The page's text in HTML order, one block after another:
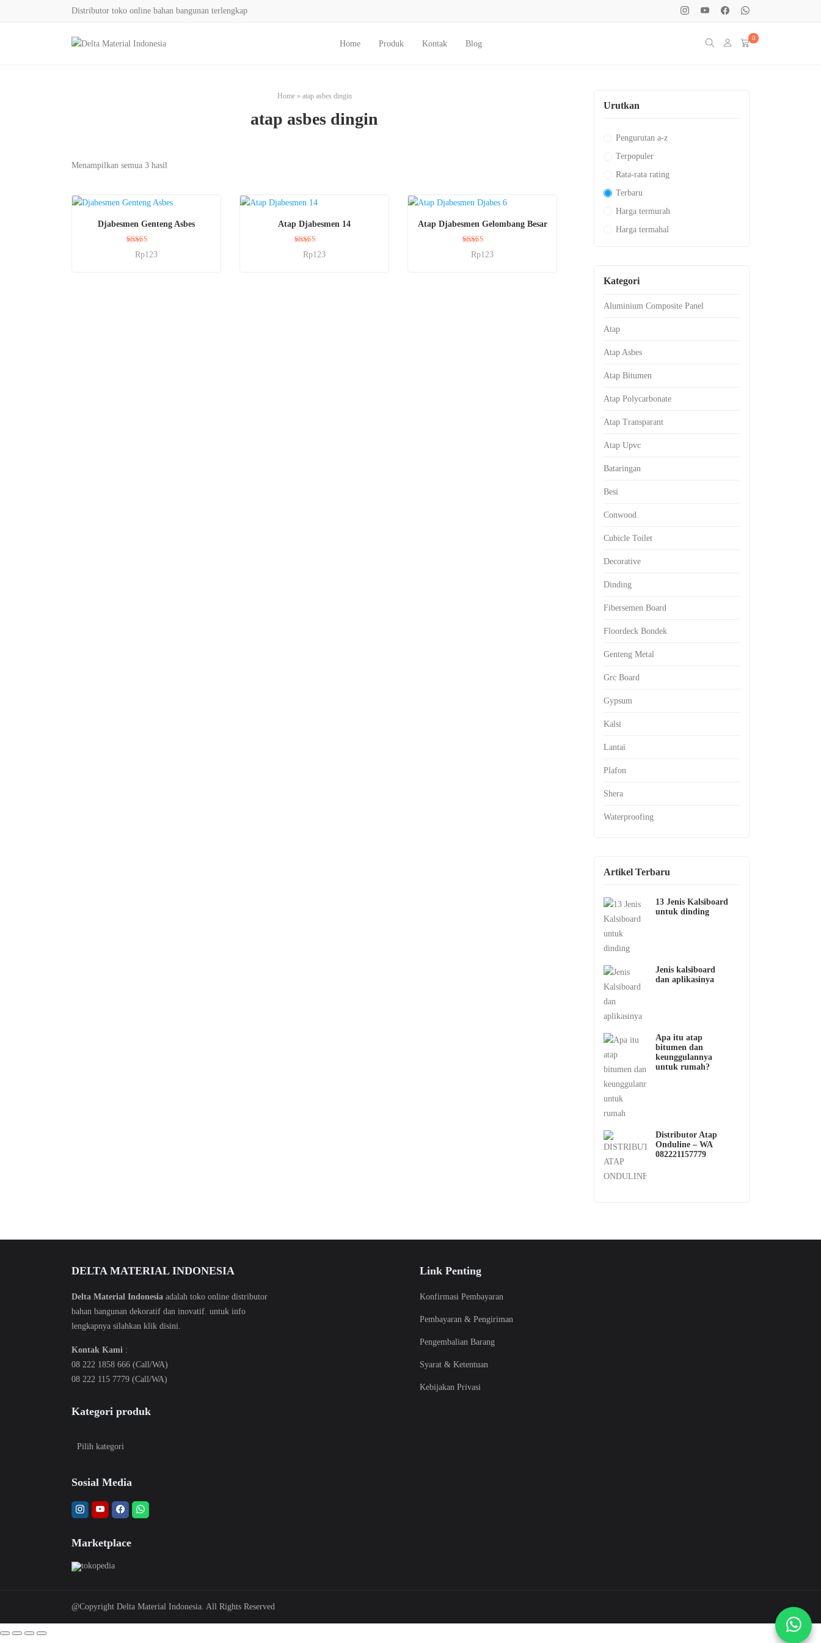
Distributor toko online bahan bangunan terlengkap
Home Produk Kontak Blog
0
Home» atap asbes dingin
atap asbes dingin
Menampilkan semua 3 hasil
BELI SEKARANG
Djabesmen Genteng Asbes
Dinilai
5.00
Rp123
BELI SEKARANG
Atap Djabesmen 14
Dinilai
5.00
Rp123
BELI SEKARANG
Atap Djabesmen Gelombang Besar
Dinilai
5.00
Rp123
Urutkan
Pengurutan a-z
Terpopuler
Rata-rata rating
Terbaru
Harga termurah
Harga termahal
Kategori
Aluminium Composite Panel
Atap
Atap Asbes
Atap Bitumen
Atap Polycarbonate
Atap Transparant
Atap Upvc
Bataringan
Besi
Conwood
Cubicle Toilet
Decorative
Dinding
Fibersemen Board
Floordeck Bondek
Genteng Metal
Grc Board
Gypsum
Kalsi
Lantai
Plafon
Shera
Waterproofing
Artikel Terbaru
13 Jenis Kalsiboard
untuk dinding
Jenis kalsiboard
dan aplikasinya
Apa itu atap
bitumen dan
keunggulannya
untuk rumah?
Distributor Atap
Onduline – WA
082221157779
DELTA MATERIAL INDONESIA
Delta Material Indonesia adalah toko online distributor
bahan bangunan dekoratif dan inovatif. untuk info
lengkapnya silahkan klik disini.
Kontak Kami :
08 222 1858 666 (Call/WA)
08 222 115 7779 (Call/WA)
Kategori produk
Sosial Media
Marketplace
Link Penting
Konfirmasi Pembayaran
Pembayaran & Pengiriman
Pengembalian Barang
Syarat & Ketentuan
Kebijakan Privasi
@Copyright Delta Material Indonesia. All Rights Reserved